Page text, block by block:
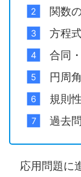
関数
方程
合同
円周
規則
過去
応用問題に